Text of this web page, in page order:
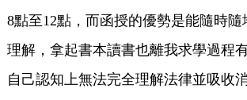
8點至12點，而函授的優勢是能隨時隨
理解，拿起書本讀書也離我求學過程
自己認知上無法完全理解法律並吸收